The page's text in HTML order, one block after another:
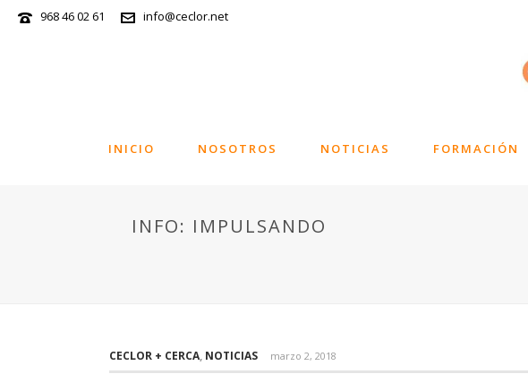
968 46 02 61 info@ceclor.net
INICIO NOSOTROS NOTICIAS FORMACIÓN
INFO: IMPULSANDO
CECLOR + CERCA, NOTICIAS marzo 2, 2018